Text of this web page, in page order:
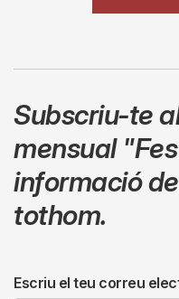
Subscriu-te
mensual
informació
tothom.
Escriu el teu correu